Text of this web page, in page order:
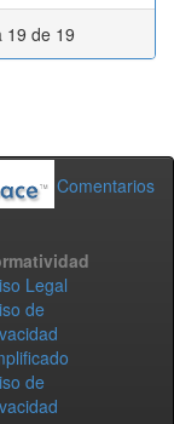
19 de 19
Comentarios
Legal
de
de